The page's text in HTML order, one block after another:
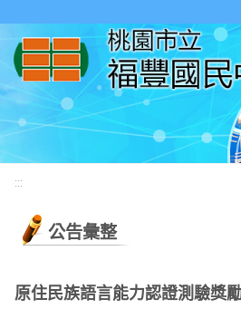
:::
公告彙整
原住民族語言能力認證測驗獎